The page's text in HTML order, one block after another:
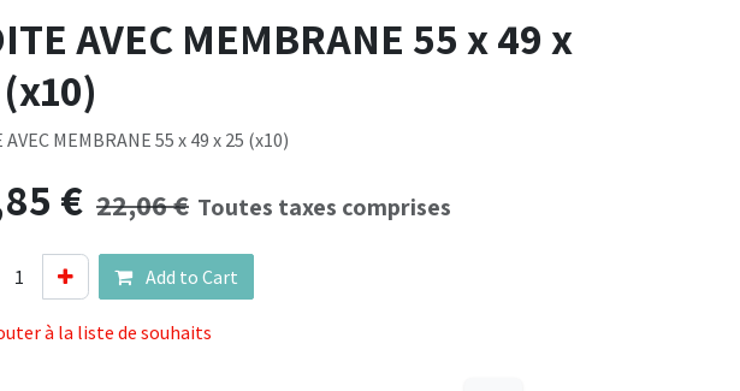
AVEC MEMBRANE 55 x 49 x
AVEC MEMBRANE 55 x 49 x 25 (x10)
€ 22,06€ Toutes taxes comprises
Add to Cart
à la liste de souhaits